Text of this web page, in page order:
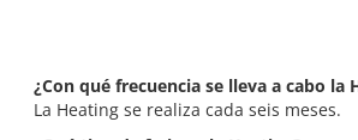
¿Con qué frecuencia se lleva a cabo la
La Heating se realiza cada seis meses.